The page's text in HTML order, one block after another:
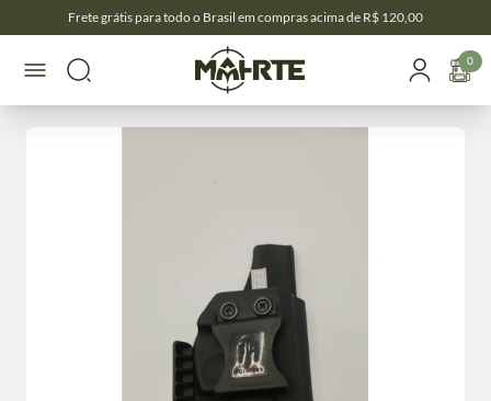
Frete grátis para todo o Brasil em compras acima de R$ 120,00
0